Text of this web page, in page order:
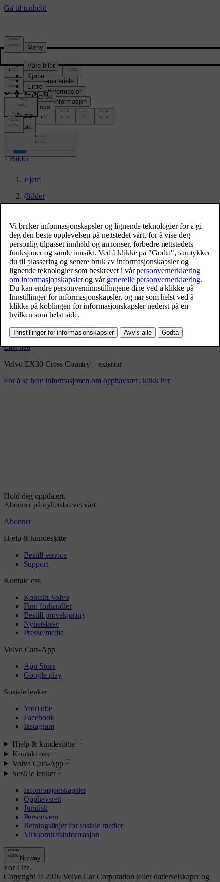
Presserom
Pressemateriale
Produktinformasjon
Selskapsinformasjon
Mediekontakter
location:
NO
Bilder
Hjem
/Bilder
Volvo EX30 Cross Country –
exterior
2/10/2025
Bokmerke
Del
Last ned
Volvo EX30 Cross Country – exterior
For å se hele informasjonen om opphavsrett, klikk her